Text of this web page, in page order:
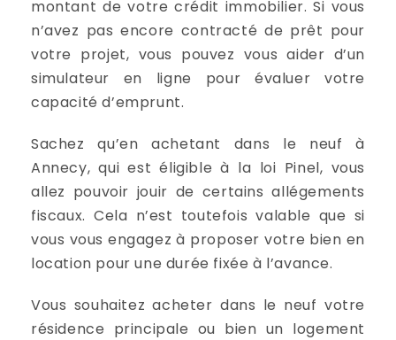
montant de votre crédit immobilier. Si vous
n’avez pas encore contracté de prêt pour
votre projet, vous pouvez vous aider d’un
simulateur en ligne pour évaluer votre
capacité d’emprunt.
Sachez qu’en achetant dans le neuf à
Annecy, qui est éligible à la loi Pinel, vous
allez pouvoir jouir de certains allégements
fiscaux. Cela n’est toutefois valable que si
vous vous engagez à proposer votre bien en
location pour une durée fixée à l’avance.
Vous souhaitez acheter dans le neuf votre
résidence principale ou bien un logement